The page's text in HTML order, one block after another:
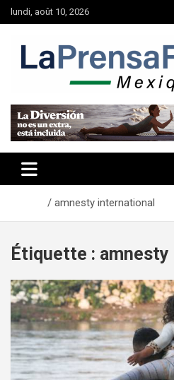
Aller
au
lundi, août 10, 2026
amnesty international
Étiquette : amnesty